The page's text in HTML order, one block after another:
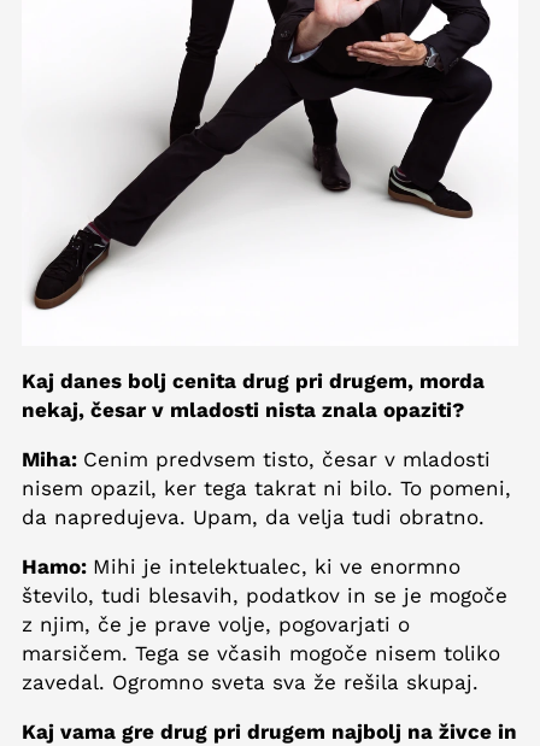
Kaj danes bolj cenita drug pri drugem, morda
nekaj, česar v mladosti nista znala opaziti?
Miha: Cenim predvsem tisto, česar v mladosti
nisem opazil, ker tega takrat ni bilo. To pomeni,
da napredujeva. Upam, da velja tudi obratno.
Hamo: Mihi je intelektualec, ki ve enormno
število, tudi blesavih, podatkov in se je mogoče
z njim, če je prave volje, pogovarjati o
marsičem. Tega se včasih mogoče nisem toliko
zavedal. Ogromno sveta sva že rešila skupaj.
Kaj vama gre drug pri drugem najbolj na živce in